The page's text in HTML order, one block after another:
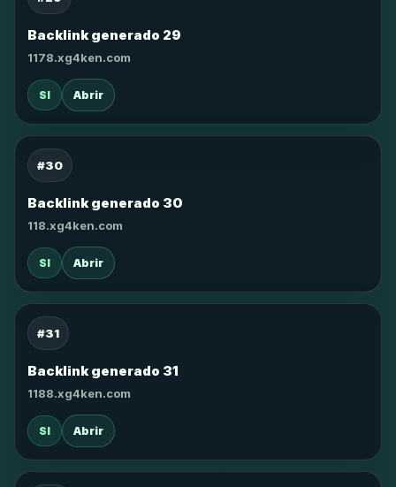
Backlink generado 29
1178.xg4ken.com
SI Abrir
#30
Backlink generado 30
118.xg4ken.com
SI Abrir
#31
Backlink generado 31
1188.xg4ken.com
SI Abrir